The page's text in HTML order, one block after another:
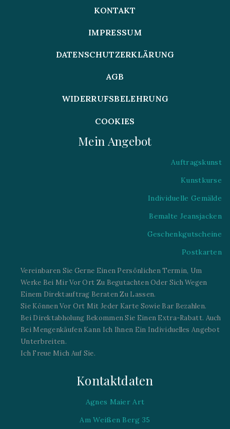
KONTAKT
IMPRESSUM
DATENSCHUTZERKLÄRUNG
AGB
WIDERRUFSBELEHRUNG
COOKIES
Mein Angebot
Auftragskunst
Kunstkurse
Individuelle Gemälde
Bemalte Jeansjacken
Geschenkgutscheine
Postkarten
Vereinbaren Sie Gerne Einen Persönlichen Termin, Um
Werke Bei Mir Vor Ort Zu Begutachten Oder Sich Wegen
Einem Direktauftrag Beraten Zu Lassen.
Sie Können Vor Ort Mit Jeder Karte Sowie Bar Bezahlen.
Bei Direktabholung Bekommen Sie Einen Extra-Rabatt. Auch
Bei Mengenkäufen Kann Ich Ihnen Ein Individuelles Angebot
Unterbreiten.
Ich Freue Mich Auf Sie.
Kontaktdaten
Agnes Maier Art
Am Weißen Berg 35